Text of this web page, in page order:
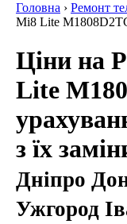
Головна › Ремонт
Mi8 Lite
Ціни на
Lite
з їх
Дніпро
Ужгород